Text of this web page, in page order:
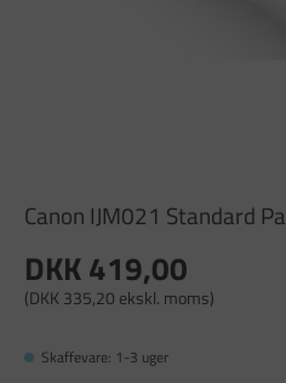
Canon IJM021 Standard
DKK 419,00
(DKK 335,20 ekskl. moms)
Skaffevare: 1-3 uger